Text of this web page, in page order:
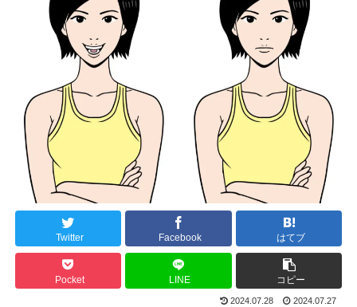
Twitter Facebook はてブ
Pocket LINE コピー
2024.07.28 2024.07.27